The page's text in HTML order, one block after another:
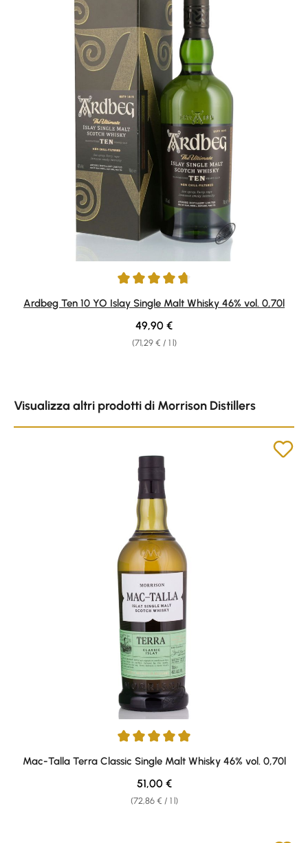
Average rating of 4.87 out of 5 stars
Ardbeg Ten 10 YO Islay Single Malt Whisky 46% vol. 0,70l
(71,29 € / 1 l)
Regular price:
49,90 €
Visualizza altri prodotti di Morrison Distillers
Average rating of 5 out of 5 stars
Mac-Talla Terra Classic Single Malt Whisky 46% vol. 0,70l
(72,86 € / 1 l)
Regular price:
51,00 €